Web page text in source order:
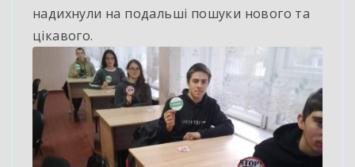
надихнули на подальші пошуки нового та
цікавого.